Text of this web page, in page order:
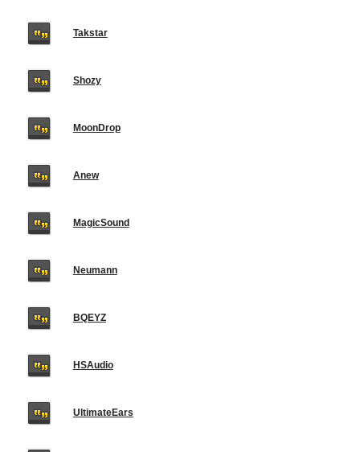
Takstar
Shozy
MoonDrop
Anew
MagicSound
Neumann
BQEYZ
HSAudio
UltimateEars